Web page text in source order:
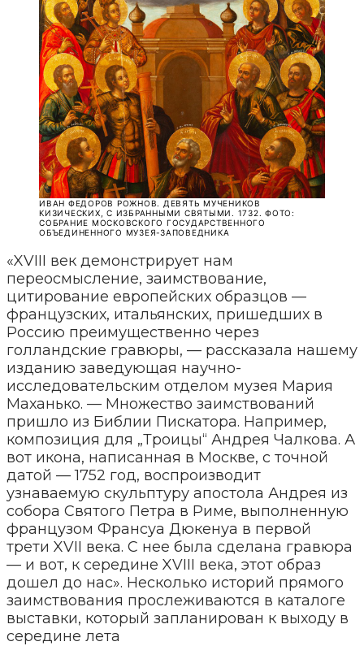
ИВАН ФЕДОРОВ РОЖНОВ. ДЕВЯТЬ МУЧЕНИКОВ
КИЗИЧЕСКИХ, С ИЗБРАННЫМИ СВЯТЫМИ. 1732. ФОТО:
СОБРАНИЕ МОСКОВСКОГО ГОСУДАРСТВЕННОГО
ОБЪЕДИНЕННОГО МУЗЕЯ-ЗАПОВЕДНИКА
«XVIII век демонстрирует нам
переосмысление, заимствование,
цитирование европейских образцов —
французских, итальянских, пришедших в
Россию преимущественно через
голландские гравюры, — рассказала нашему
изданию заведующая научно-
исследовательским отделом музея Мария
Маханько. — Множество заимствований
пришло из Библии Пискатора. Например,
композиция для „Троицы“ Андрея Чалкова. А
вот икона, написанная в Москве, с точной
датой — 1752 год, воспроизводит
узнаваемую скульптуру апостола Андрея из
собора Святого Петра в Риме, выполненную
французом Франсуа Дюкенуа в первой
трети XVII века. С нее была сделана гравюра
— и вот, к середине XVIII века, этот образ
дошел до нас». Несколько историй прямого
заимствования прослеживаются в каталоге
выставки, который запланирован к выходу в
середине лета